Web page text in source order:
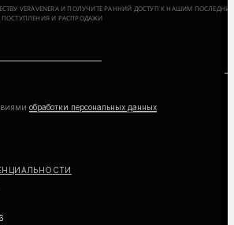
VERAVENERA И ПОЛУЧИТЕ РАННИЙ ДОСТУП К НАШИМ
И РАСПРОДАЖИ
обработки персональных данных